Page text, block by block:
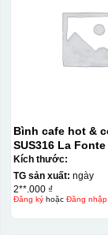
thành khuôn.
bằng một
phẩm như ly,
tặng khác.
phù hợp cho
quy trình
tương đối cao.
Bình cafe hot &
SUS316 La Fonte 420ml –
012775
Kích thước:
TG sản xuất: ngày
2**.000 ₫
Đăng kýhoặc Đăng nhập